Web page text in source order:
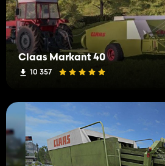
Claas Markant 40
10 357